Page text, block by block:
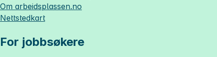
Om arbeidsplassen.no
Nettstedkart
For jobbsøkere